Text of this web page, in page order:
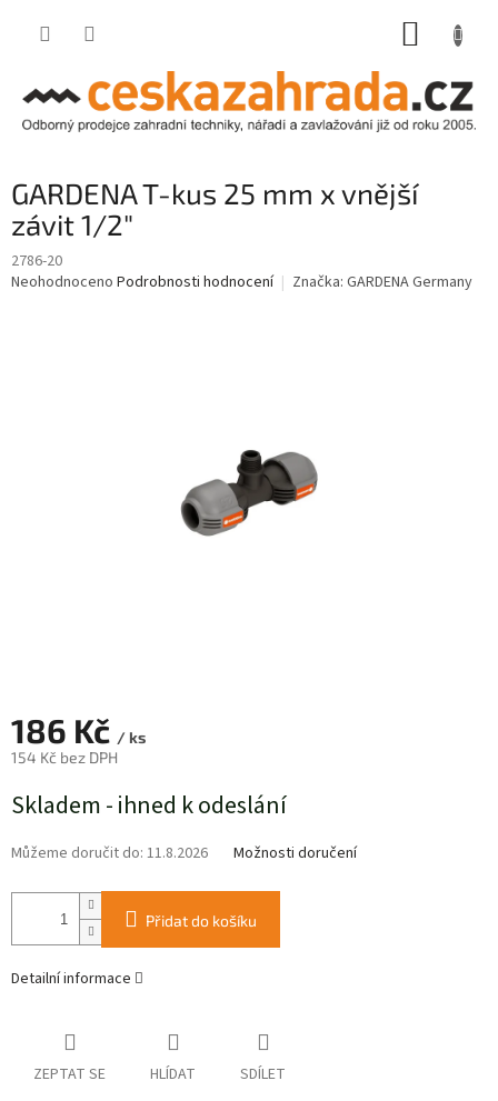
GARDENA T-kus 25 mm x vnější
závit 1/2"
2786-20
Průměrné
Neohodnoceno Podrobnosti hodnocení Značka: GARDENA Germany
186 Kč / ks
154 Kč bez DPH
cena:
Skladem - ihned k odeslání
Můžeme doručit do: 11.8.2026 Možnosti doručení
Přidat do košíku
Detailní informace
ZEPTAT SE HLÍDAT SDÍLET